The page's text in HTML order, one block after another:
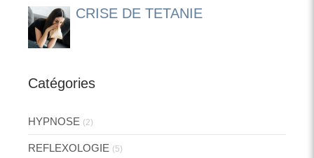
CRISE DE TETANIE
Catégories
HYPNOSE (2)
REFLEXOLOGIE (5)